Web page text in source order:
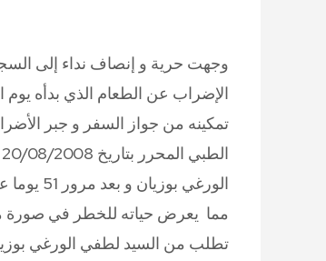
وجهت حرية و إنصاف نداء إلى
تمكينه من جواز السفر و جبر
الورغي
مما يعرض حياته للخطر في صورة
تطلب من السيد لطفي الورغي